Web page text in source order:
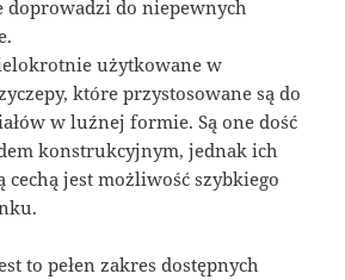
doprowadzi do niepewnych
użytkowane w
które przystosowane są do
w luźnej formie. Są one dość
konstrukcyjnym, jednak ich
cechą jest możliwość szybkiego
to pełen zakres dostępnych